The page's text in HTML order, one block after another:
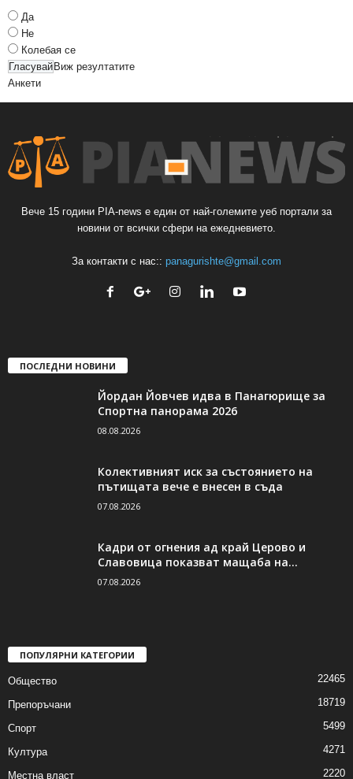
Да
Не
Колебая се
Виж резултатите
Анкети
Вече 15 години PIA-news е един от най-големите уеб портали за
новини от всички сфери на ежедневието.
За контакти с нас:: panagurishte@gmail.com
ПОСЛЕДНИ НОВИНИ
Йордан Йовчев идва в Панагюрище за
Спортна панорама 2026
08.08.2026
Колективният иск за състоянието на
пътищата вече е внесен в съда
07.08.2026
Кадри от огнения ад край Церово и
Славовица показват мащаба на...
07.08.2026
ПОПУЛЯРНИ КАТЕГОРИИ
Общество 22465
Препоръчани 18719
Спорт 5499
Култура 4271
Местна власт 2220